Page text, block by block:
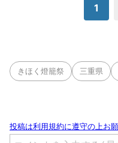
1
きほく燈籠祭 三重県